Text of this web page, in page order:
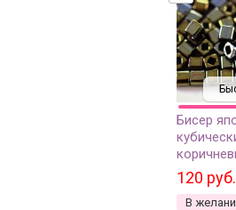
Бисер
грамм
120 руб.
В